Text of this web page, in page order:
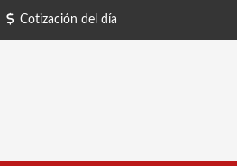
Cotización del día